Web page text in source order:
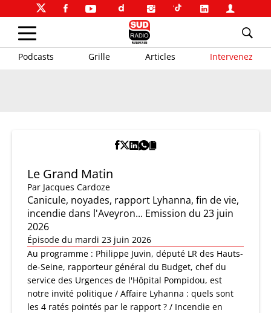
Podcasts Grille Articles Intervenez
Le Grand Matin
Par Jacques Cardoze
Canicule, noyades, rapport Lyhanna, fin de vie,
incendie dans l'Aveyron... Emission du 23 juin
2026
Épisode du mardi 23 juin 2026
Au programme : Philippe Juvin, député LR des Hauts-
de-Seine, rapporteur général du Budget, chef du
service des Urgences de l'Hôpital Pompidou, est
notre invité politique / Affaire Lyhanna : quels sont
les 4 ratés pointés par le rapport ? / Incendie en